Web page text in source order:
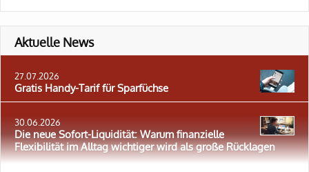
Aktuelle News
27.07.2026
Gratis Handy-Tarif für Sparfüchse
30.06.2026
Die neue Sofort-Liquidität: Warum finanzielle
Flexibilität im Alltag wichtiger wird als große Rücklagen